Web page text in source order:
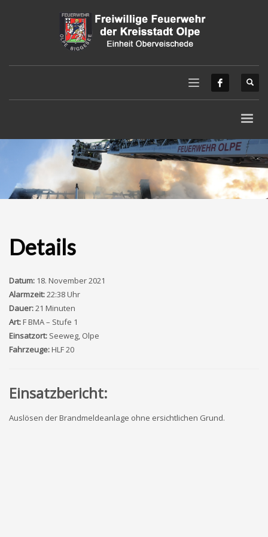
Details
Datum: 18. November 2021
Alarmzeit:22:38 Uhr
Dauer:21 Minuten
Art:F BMA – Stufe 1
Einsatzort: Seeweg, Olpe
Fahrzeuge:HLF 20
Einsatzbericht:
Auslösen der Brandmeldeanlage ohne ersichtlichen Grund.